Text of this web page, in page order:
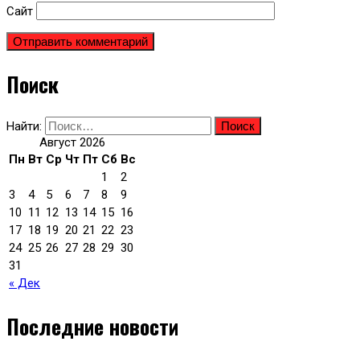
Сайт
Поиск
Найти:
Август 2026
Пн Вт Ср Чт Пт Сб Вс
« Дек
1
2
3
4 5 6 7 8
9
10 11 12 13 14 15 16
17 18 19 20 21 22 23
24 25 26 27 28 29 30
31
Последние новости